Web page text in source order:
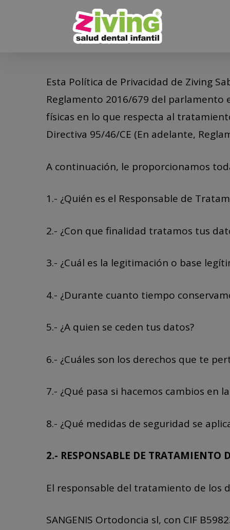
Esta Política de Privacidad de Ziving
Reglamento 2016/679 del parlamento
físicas en lo que respecta al
Directiva 95/46/CE (En adelante,
A continuación, le proporcionamos
1.- ¿Quién es el Responsable de
2.- ¿Con que finalidad tratamos tus
3.- ¿Cuál es la legitimación o base
4.- ¿Durante cuanto tiempo
5.- ¿A quien se ceden tus datos?
6.- ¿Cuáles son los derechos que te
7.- ¿Qué pasa si hacemos cambios en
8.- ¿Qué medidas de seguridad se
2.- RESPONSABLE DE TRATAMIENTO
El responsable del tratamiento de los
SANGENIS Ortodoncia sl, con CIF